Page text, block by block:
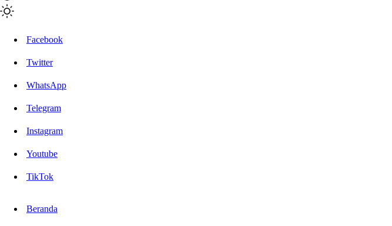
Facebook
Twitter
WhatsApp
Telegram
Instagram
Youtube
TikTok
Beranda